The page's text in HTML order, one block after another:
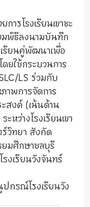
ารโรงเรียนเขาชะ
มพิธีลงนามบันทึก
รียนคู่พัฒนาเพื่อ
ยใช้กระบวนการ
LS ร่วมกับ
าพการจัดการ
งค์ (เน้นด้าน
หว่างโรงเรียนเขา
ร์วิทยา สังกัด
มศึกษาชลบุรี
งเรียนวังจันทร์
กรณ์โรงเรียนวัง